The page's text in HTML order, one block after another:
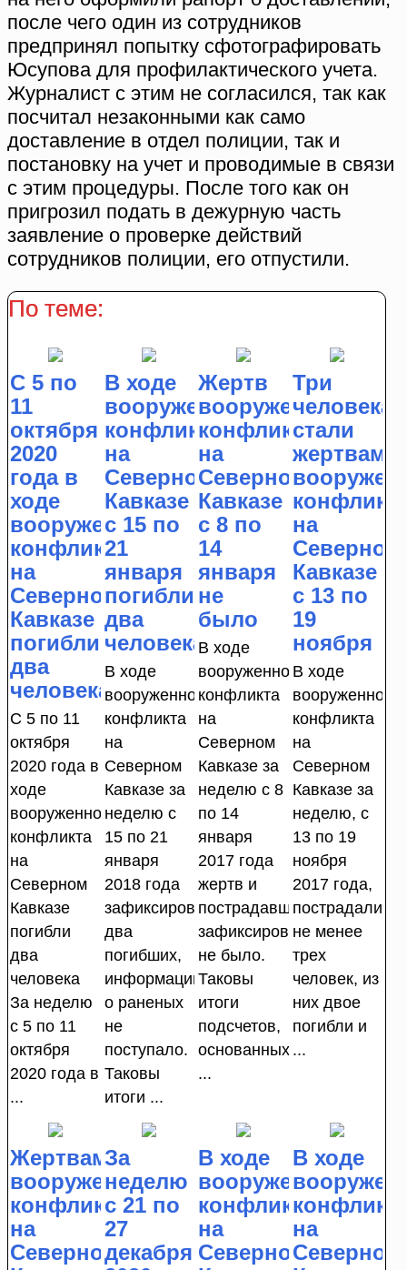
после чего один из сотрудников
предпринял попытку сфотографировать
Юсупова для профилактического учета.
Журналист с этим не согласился, так как
посчитал незаконными как само
доставление в отдел полиции, так и
постановку на учет и проводимые в связи
с этим процедуры. После того как он
пригрозил подать в дежурную часть
заявление о проверке действий
сотрудников полиции, его отпустили.
По теме:
С 5 по
11
октября
2020
года в
ходе
вооруженного
конфликта
на
Северном
Кавказе
погибли
два
человека
С 5 по 11
октября
2020 года в
ходе
вооруженного
конфликта
на
Северном
Кавказе
погибли
два
человека
За неделю
с 5 по 11
октября
2020 года в
...
В ходе
вооруженного
конфликта
на
Северном
Кавказе
с 15 по
21
января
погибли
два
человека
В ходе
вооруженного
конфликта
на
Северном
Кавказе за
неделю с
15 по 21
января
2018 года
зафиксировано
два
погибших,
информации
о раненых
не
поступало.
Таковы
итоги ...
Жертв
вооруженного
конфликта
на
Северном
Кавказе
с 8 по
14
января
не
было
В ходе
вооруженного
конфликта
на
Северном
Кавказе за
неделю с 8
по 14
января
2017 года
жертв и
пострадавших
зафиксировано
не было.
Таковы
итоги
подсчетов,
основанных
...
Три
человека
стали
жертвами
на
Северном
Кавказе
с 13 по
19
ноября
В ходе
вооруженного
конфликта
на
Северном
Кавказе за
неделю, с
13 по 19
ноября
2017 года,
пострадали
не менее
трех
человек, из
них двое
погибли и
...
Жертвами
вооруженного
конфликта
на
Северном
За
неделю
с 21 по
27
декабря
В ходе
вооруженного
конфликта
на
Северном
В ходе
на
Северном